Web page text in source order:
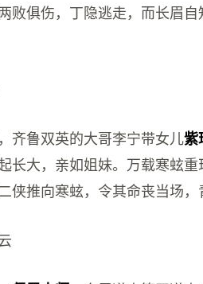
败俱伤，丁隐逃走，而长眉
齐鲁双英的大哥李宁带女儿紫
长大，亲如姐妹。万载寒蚿
侠推向寒蚿，令其命丧当场，